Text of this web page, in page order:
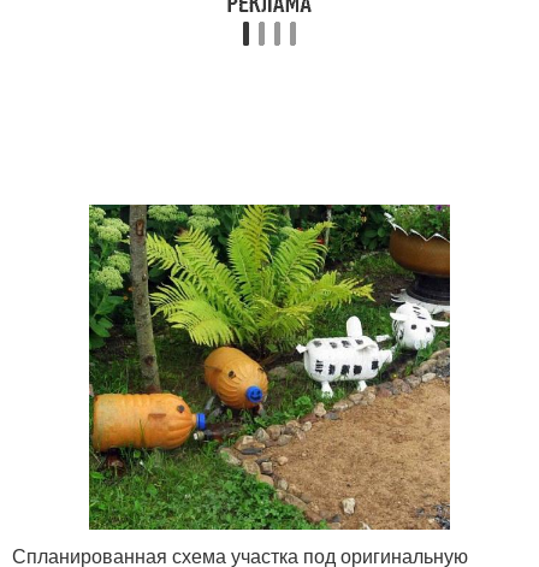
Спланированная схема участка под оригинальную